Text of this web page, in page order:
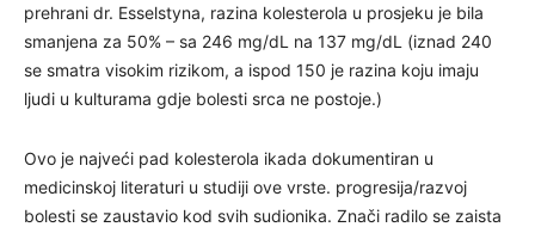
prehrani dr. Esselstyna, razina kolesterola u prosjeku je bila
smanjena za 50% – sa 246 mg/dL na 137 mg/dL (iznad 240
se smatra visokim rizikom, a ispod 150 je razina koju imaju
ljudi u kulturama gdje bolesti srca ne postoje.)
Ovo je najveći pad kolesterola ikada dokumentiran u
medicinskoj literaturi u studiji ove vrste. progresija/razvoj
bolesti se zaustavio kod svih sudionika. Znači radilo se zaista